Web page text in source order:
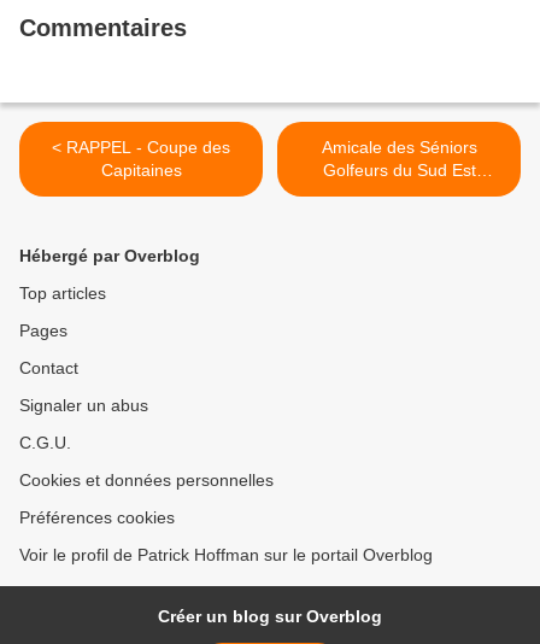
Commentaires
< RAPPEL - Coupe des
Capitaines
Amicale des Séniors
Golfeurs du Sud Est
(ASGSE) : TROPHEE
Hébergé par Overblog
Top articles
Pages
Contact
Signaler un abus
C.G.U.
Cookies et données personnelles
Préférences cookies
Voir le profil de Patrick Hoffman sur le portail Overblog
Créer un blog sur Overblog